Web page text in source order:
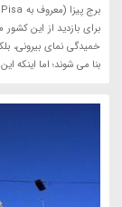
برای بازدید از این
خمیدگی نمای بیرونی،
بنا می شوند؛ اما اینکه